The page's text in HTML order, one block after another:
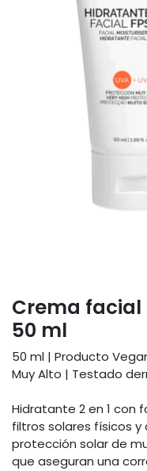
Crema facial
50 ml
50 ml | Producto
Muy Alto | Testado
Hidratante 2 en 1 con
filtros solares físicos
protección solar de
que aseguran una